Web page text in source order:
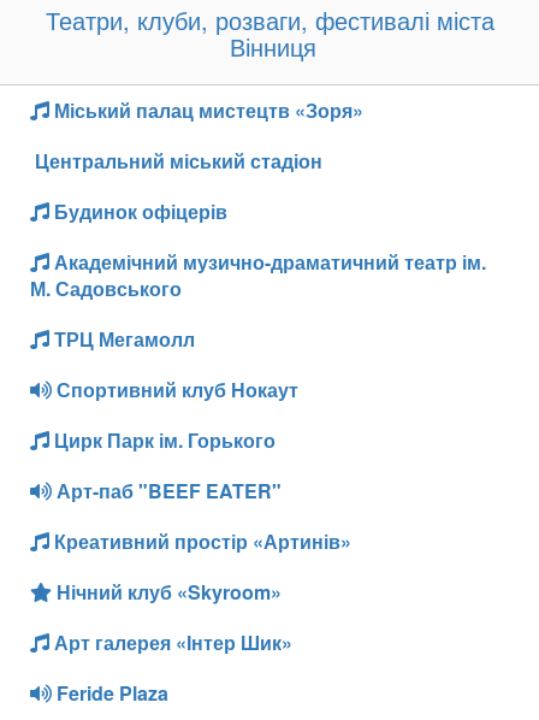
Театри, клуби, розваги, фестивалі міста
Вінниця
Міський палац мистецтв «Зоря»
Центральний міський стадіон
Будинок офіцерів
Академічний музично-драматичний театр ім.
М. Садовського
ТРЦ Мегамолл
Спортивний клуб Нокаут
Цирк Парк ім. Горького
Арт-паб "BEEF EATER"
Креативний простір «Артинів»
Нічний клуб «Skyroom»
Арт галерея «Інтер Шик»
Feride Plaza